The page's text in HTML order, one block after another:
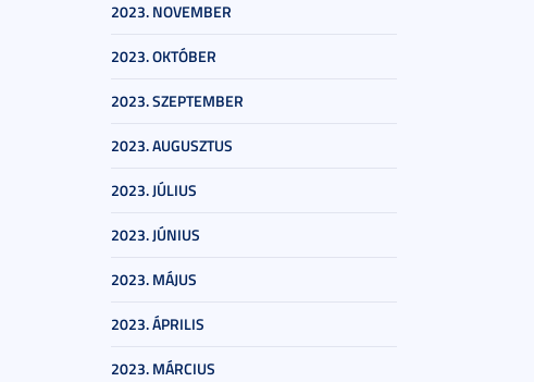
2023. NOVEMBER
2023. OKTÓBER
2023. SZEPTEMBER
2023. AUGUSZTUS
2023. JÚLIUS
2023. JÚNIUS
2023. MÁJUS
2023. ÁPRILIS
2023. MÁRCIUS